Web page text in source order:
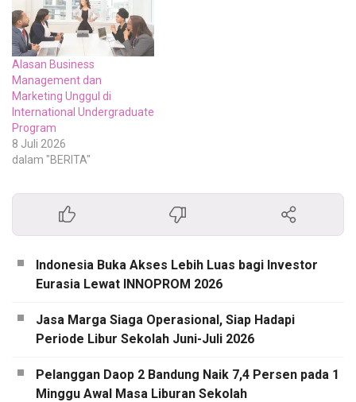
Alasan Business
Management dan
Marketing Unggul di
International Undergraduate
Program
8 Juli 2026
dalam "BERITA"
Indonesia Buka Akses Lebih Luas bagi Investor
Eurasia Lewat INNOPROM 2026
Jasa Marga Siaga Operasional, Siap Hadapi
Periode Libur Sekolah Juni-Juli 2026
Pelanggan Daop 2 Bandung Naik 7,4 Persen pada 1
Minggu Awal Masa Liburan Sekolah